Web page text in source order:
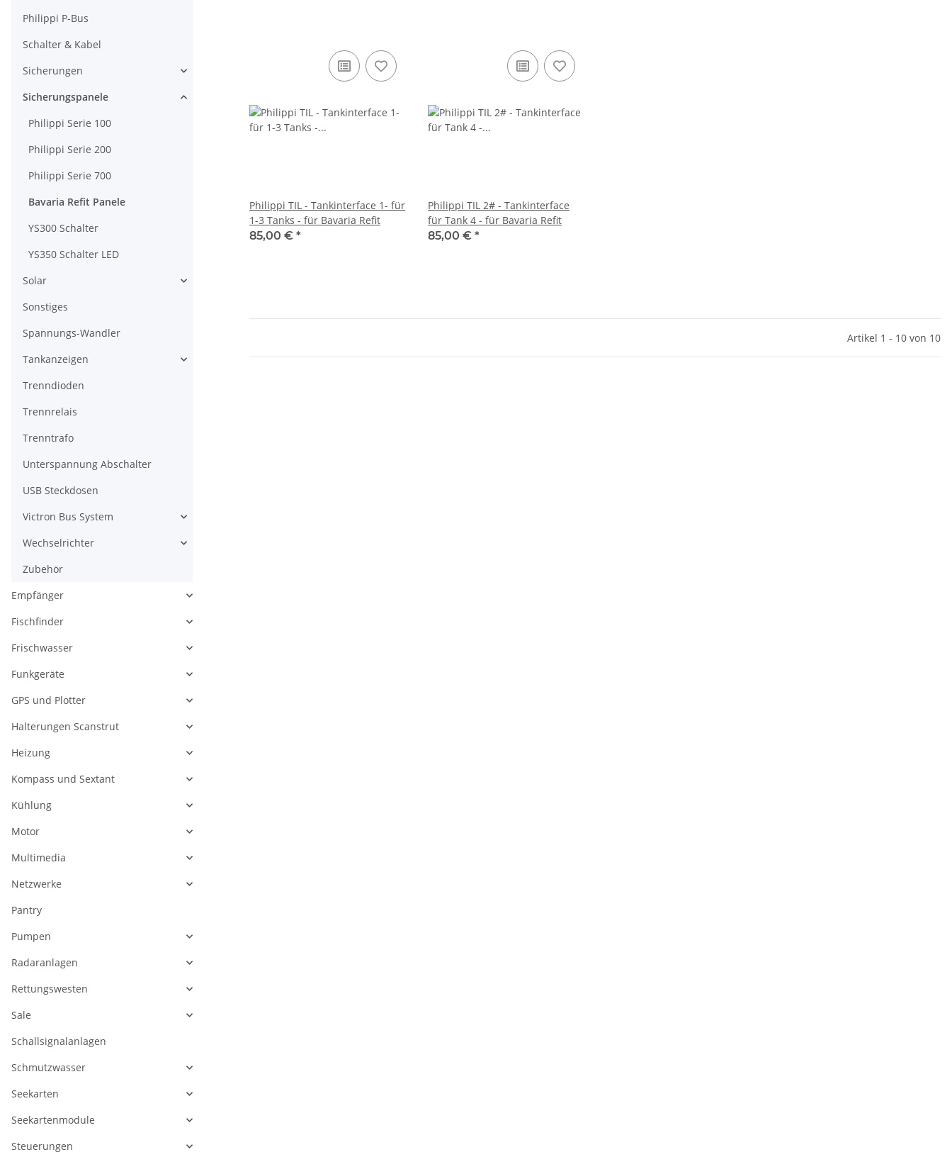
Philippi TIL - Tankinterface 1- für
1-3 Tanks - für Bavaria Refit
85,00 € *
Philippi TIL 2# - Tankinterface
für Tank 4 - für Bavaria Refit
85,00 € *
Artikel 1 - 10 von 10
Philippi P-Bus
Schalter & Kabel
Sicherungen
Sicherungspanele
Philippi Serie 100
Philippi Serie 200
Philippi Serie 700
Bavaria Refit Panele
YS300 Schalter
YS350 Schalter LED
Solar
Sonstiges
Spannungs-Wandler
Tankanzeigen
Trenndioden
Trennrelais
Trenntrafo
Unterspannung Abschalter
USB Steckdosen
Victron Bus System
Wechselrichter
Zubehör
Empfänger
Fischfinder
Frischwasser
Funkgeräte
GPS und Plotter
Halterungen Scanstrut
Heizung
Kompass und Sextant
Kühlung
Motor
Multimedia
Netzwerke
Pantry
Pumpen
Radaranlagen
Rettungswesten
Sale
Schallsignalanlagen
Schmutzwasser
Seekarten
Seekartenmodule
Steuerungen